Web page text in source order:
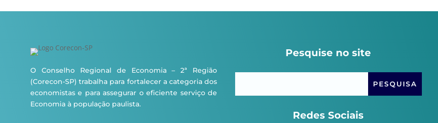
O Conselho Regional de Economia – 2ª Região
(Corecon-SP) trabalha para fortalecer a categoria dos
economistas e para assegurar o eficiente serviço de
Economia à população paulista.
Pesquise no site
Redes Sociais